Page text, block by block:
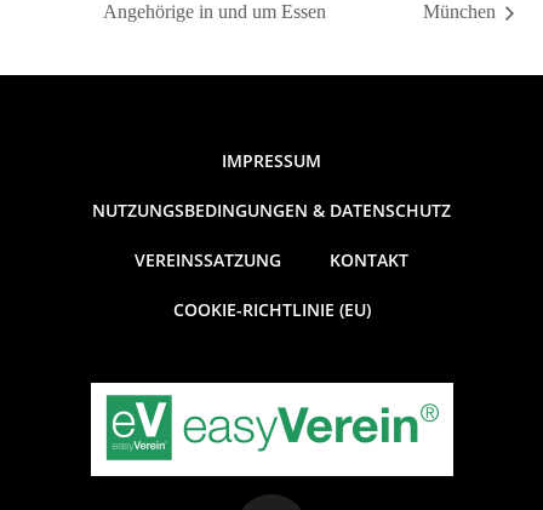
Angehörige in und um Essen
München
IMPRESSUM
NUTZUNGSBEDINGUNGEN & DATENSCHUTZ
VEREINSSATZUNG KONTAKT
COOKIE-RICHTLINIE (EU)